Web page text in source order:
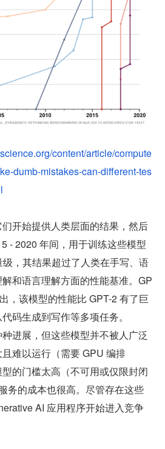
content/article/compute
dumb-mistakes-can-different-tes
开始提供人类层面的结果，然后
- 2020 年间，用于训练这些模型
，其结果超过了人类在手写、语
和语言理解方面的性能基准。GP
，该模型的性能比 GPT-2 有了巨
码生成到写作等多项任务。
进展，但这些模型并不被人广泛
难以运行（需要 GPU 编排
的门槛太高（不可用或仅限封闭
务的成本也很高。尽管存在这些
AI 应用程序开始进入竞争